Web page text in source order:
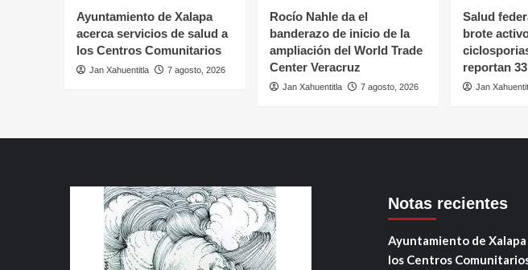
Ayuntamiento de Xalapa
acerca servicios de salud a
los Centros Comunitarios
Jan Xahuentitla 7 agosto, 2026
Rocío Nahle da el
banderazo de inicio de la
ampliación del World Trade
Center Veracruz
Jan Xahuentitla 7 agosto, 2026
Salud
brote
reportan
Jan
Notas recientes
Ayuntamiento de
los Centros